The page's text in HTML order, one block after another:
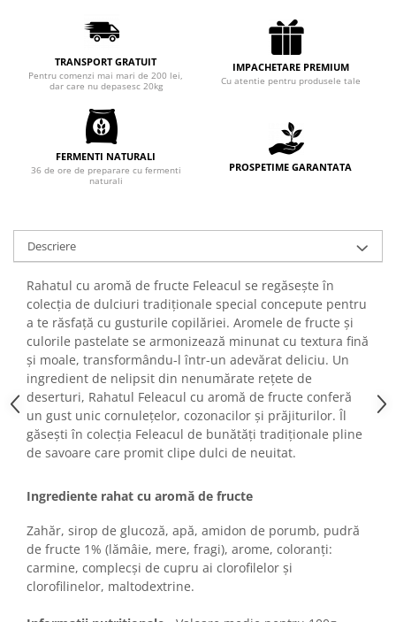
Prajituri Fabrica de Amandine
Prajituri nuci
Rulade
Prajitura ingerilor
Prajituri Red Collection
Prajituri cu fructe
Prajituri cafea
Chec mini
Foietaje
Biscuiti
Turta dulce
Turta dulce cu nuci
Turta dulce de Sibiu
Turta dulce cu miere
Croissant
Croissant cu maia
Boromele
Cornulete fragede
Pasca
TRANSPORT GRATUIT
Pentru comenzi mai mari de 200 lei,
dar care nu depasesc 20kg
IMPACHETARE PREMIUM
Cu atentie pentru produsele tale
FERMENTI NATURALI
36 de ore de preparare cu fermenti
naturali
PROSPETIME GARANTATA
Descriere
Rahatul cu aromă de fructe Feleacul se regăsește în
colecția de dulciuri tradiționale special concepute pentru
a te răsfață cu gusturile copilăriei. Aromele de fructe și
culorile pastelate se armonizează minunat cu textura fină
și moale, transformându-l într-un adevărat deliciu. Un
ingredient de nelipsit din nenumărate rețete de
deserturi, Rahatul Feleacul cu aromă de fructe conferă
un gust unic cornulețelor, cozonacilor și prăjiturilor. Îl
găsești în colecția Feleacul de bunătăți tradiționale pline
de savoare care promit clipe dulci de neuitat.
Ingrediente rahat cu aromă de fructe
Zahăr, sirop de glucoză, apă, amidon de porumb, pudră
de fructe 1% (lămâie, mere, fragi), arome, coloranți:
carmine, complecși de cupru ai clorofilelor și
clorofilinelor, maltodextrine.